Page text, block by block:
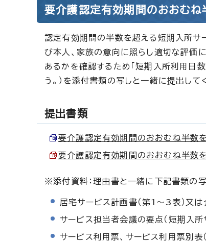
要介護認定有効期間のおおむ
認定有効期間の半数を超える短期入所サ
び本人、家族の意向に照らし適切な評価
あるかを確認するため「短期入所利用日
う。）を添付書類の写しと一緒に提出して
提出書類
要介護認定有効期間のおおむね半数
要介護認定有効期間のおおむね半数
※添付資料：理由書と一緒に下記書類の写
居宅サービス計画書（第1～3表）又は
サービス担当者会議の要点（短期入
サービス利用票、サービス利用票別